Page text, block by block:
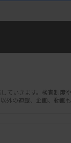
ていきます。検査制度
の連載、企画、動画も